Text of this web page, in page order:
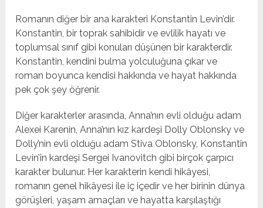
Romanın diğer bir ana karakteri Konstantin Levin’dir.
Konstantin, bir toprak sahibidir ve evlilik hayatı ve
toplumsal sınıf gibi konuları düşünen bir karakterdir.
Konstantin, kendini bulma yolculuğuna çıkar ve
roman boyunca kendisi hakkında ve hayat hakkında
pek çok şey öğrenir.
Diğer karakterler arasında, Anna’nın evli olduğu adam
Alexei Karenin, Anna’nın kız kardeşi Dolly Oblonsky ve
Dolly’nin evli olduğu adam Stiva Oblonsky, Konstantin
Levin’in kardeşi Sergei Ivanovitch gibi birçok çarpıcı
karakter bulunur. Her karakterin kendi hikâyesi,
romanın genel hikâyesi ile iç içedir ve her birinin dünya
görüşleri, yaşam amaçları ve hayatta karşılaştığı